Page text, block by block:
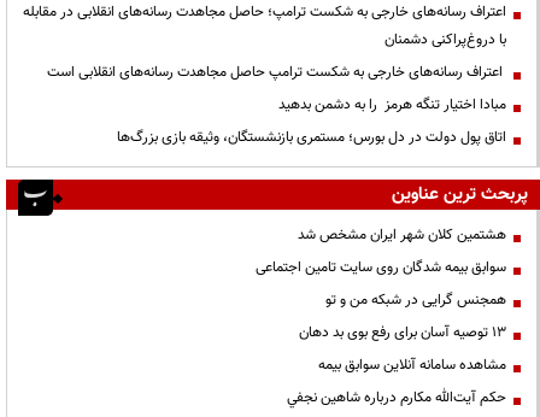
اعتراف رسانه‌های خارجی به شکست ترامپ؛ حاصل مجاهدت رسانه‌های انقلابی در مقابله
با دروغ‌پراکنی دشمنان
اعتراف رسانه‌های خارجی به شکست ترامپ حاصل مجاهدت رسانه‌های انقلابی است
مبادا اختیار تنگه هرمز را به دشمن بدهید
اتاق پول دولت در دل بورس؛ مستمری بازنشستگان، وثیقه بازی بزرگ‌ها
پربحث ترین عناوین
هشتمین کلان شهر ایران مشخص شد
سوابق بیمه شدگان روی سایت تامین اجتماعی
همجنس گرایی در شبکه من و تو
13 توصیه آسان برای رفع بوی بد دهان
مشاهده سامانه آنلاين سوابق بیمه
حكم آيت‌الله مكارم درباره شاهين نجفي